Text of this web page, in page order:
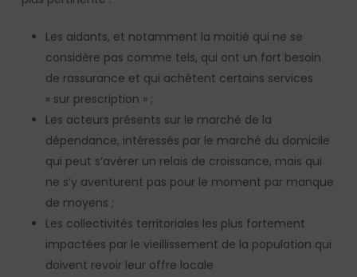
Les aidants, et notamment la moitié qui ne se
considère pas comme tels, qui ont un fort besoin
de rassurance et qui achètent certains services
« sur prescription » ;
Les acteurs présents sur le marché de la
dépendance, intéressés par le marché du domicile
qui peut s’avérer un relais de croissance, mais qui
ne s’y aventurent pas pour le moment par manque
de moyens ;
Les collectivités territoriales les plus fortement
impactées par le vieillissement de la population qui
doivent revoir leur offre locale